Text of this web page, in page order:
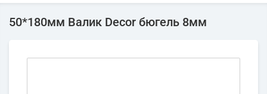
50*180мм Валик Decor бюгель 8мм